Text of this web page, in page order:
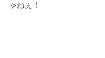
ゃねぇ！